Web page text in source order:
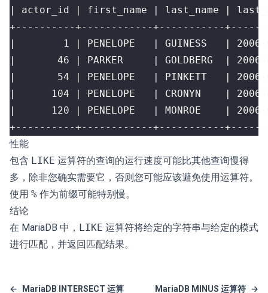
+----------+------------+-----------
性能
包含 LIKE 运算符的查询的运行速度可能比其他查询慢得
多，除非您确实需要它，否则您可能应该避免使用运算符。
使用 % 作为前缀可能特别慢。
结论
在 MariaDB 中， LIKE 运算符将给定的字符串与给定的模式
进行匹配，并返回匹配结果。
←
MariaDB INTERSECT 运算
MariaDB MINUS 运算符 →